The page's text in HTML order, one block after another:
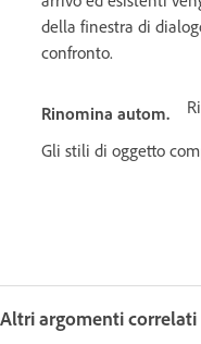
della finestra di
confronto.
Rinomina autom.
Gli stili di oggetto
Altri argomenti correlati